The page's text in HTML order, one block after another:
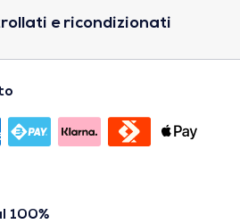
e ricondizionati
100%